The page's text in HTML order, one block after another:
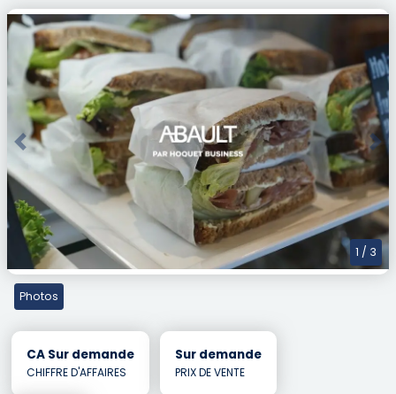
Previous
1 / 3
Photos
CA Sur demande
CHIFFRE D'AFFAIRES
Sur demande
PRIX DE VENTE